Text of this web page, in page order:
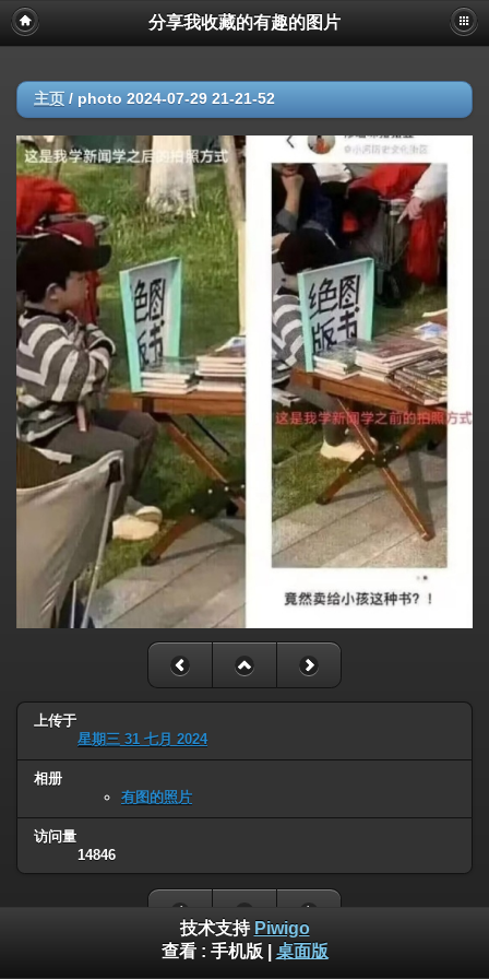
分享我收藏的有趣的图片
主页 / photo 2024-07-29 21-21-52
上传于
星期三 31 七月 2024
相册
有图的照片
访问量
14846
技术支持 Piwigo
查看 : 手机版 桌面版